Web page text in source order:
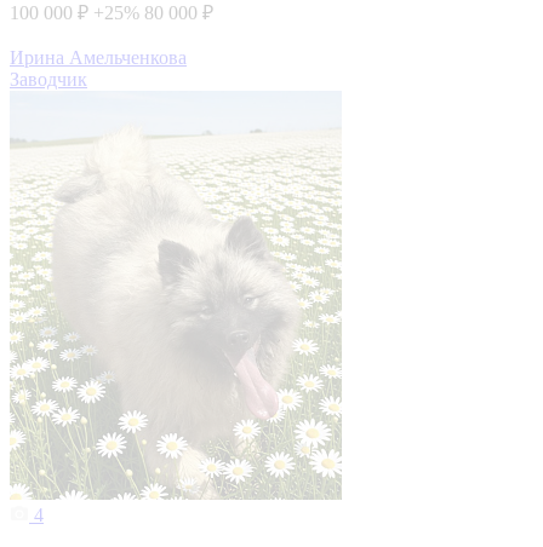
100 000 ₽ +25% 80 000 ₽
Ирина Амельченкова
Заводчик
4